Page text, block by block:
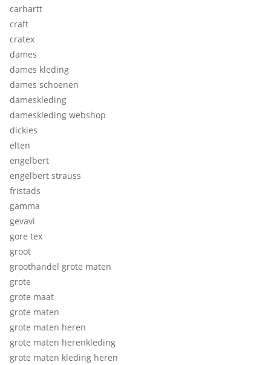
carhartt
craft
cratex
dames
dames kleding
dames schoenen
dameskleding
dameskleding webshop
dickies
elten
engelbert
engelbert strauss
fristads
gamma
gevavi
gore tex
groot
groothandel grote maten
grote
grote maat
grote maten
grote maten heren
grote maten herenkleding
grote maten kleding heren